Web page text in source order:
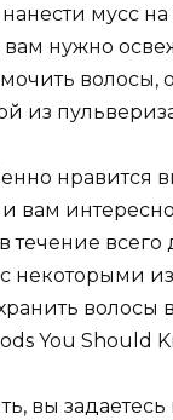
мусс на
вам нужно
волосы,
из
нравится
вам
течение всего
некоторыми
You Should
вы